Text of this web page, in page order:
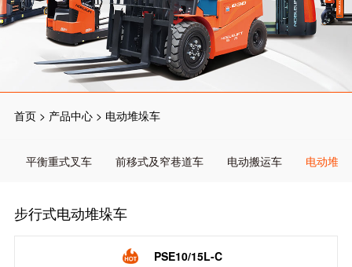
首页> 产品中心> 电动堆垛车
平衡重式叉车 前移式及窄巷道车 电动搬运车 电动堆
步行式电动堆垛车
PSE10/15L-C